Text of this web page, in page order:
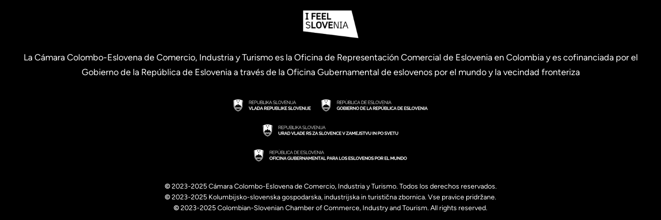
La Cámara Colombo-Eslovena de Comercio, Industria y Turismo es la Oficina de Representación Comercial de Eslovenia en Colombia y es cofinanciada por el
Gobierno de la República de Eslovenia a través de la Oficina Gubernamental de eslovenos por el mundo y la vecindad fronteriza
©2023-2025 Cámara Colombo-Eslovena de Comercio, Industria y Turismo. Todos los derechos reservados.
©2023-2025 Kolumbijsko-slovenska gospodarska, industrijska in turistična zbornica. Vse pravice pridržane.
©2023-2025 Colombian-Slovenian Chamber of Commerce, Industry and Tourism. All rights reserved.